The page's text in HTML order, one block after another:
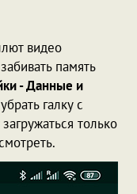
видео
память
- Данные и
галку с
только